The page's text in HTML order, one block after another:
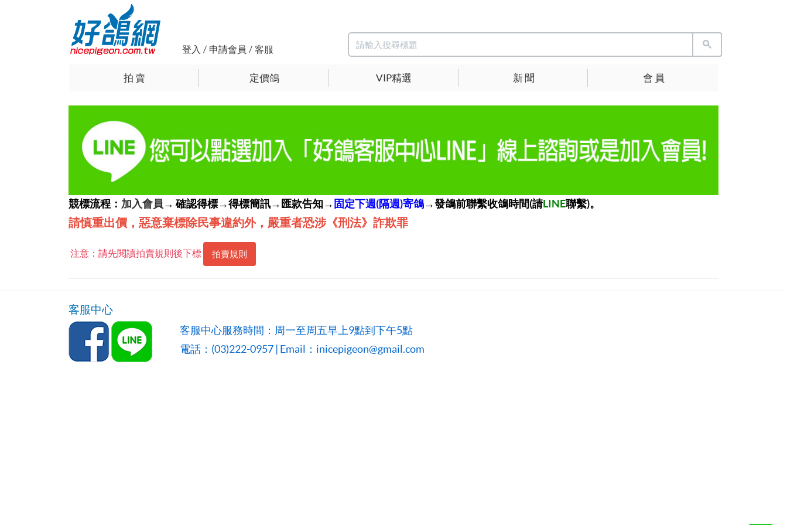
登入 / 申請會員 / 客服
拍 賣 定價鴿 VIP精選 新 聞 會 員
競標流程： 加入會員→ 確認得標→得標簡訊→匯款告知→固定下週(隔週)寄鴿→發鴿前聯繫收鴿時間(請LINE聯繫)。
請慎重出價，惡意棄標除民事違約外，嚴重者恐涉《刑法》詐欺罪
注意：請先閱讀拍賣規則後下標 拍賣規則
客服中心
客服中心服務時間：周一至周五早上9點到下午5點
電話：(03)222-0957 | Email：inicepigeon@gmail.com